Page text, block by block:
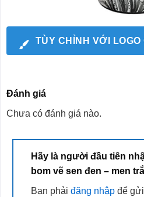
TÙY CHỈNH VỚI LOGO
Đánh giá
Chưa có đánh giá nào.
Hãy là người đầu tiên
bom vẽ sen đen – men
Bạn phải đăng nhậpđể gửi